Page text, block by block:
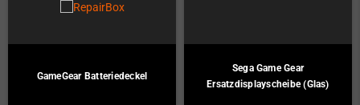
GameGear Batteriedeckel
Sega Game Gear
Ersatzdisplayscheibe (Glas)